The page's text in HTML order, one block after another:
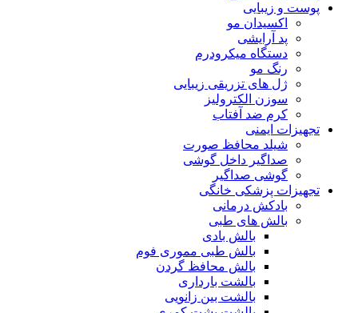
پوست و زیبایی
اکسیدان مو
پد آرایشی
دستگاه میکرودرم
رنگ مو
ژل های تزریقی زیبایی
سوزن الکترولیز
کرم ضد آفتاب
تجهیزات ایمنی
شیلد محافظ صورت
صداگیر داخل گوشی
گوشی صداگیر
تجهیزات پزشکی خانگی
بادکش درمانی
بالش های طبی
بالش بادی
بالش طبی مموری فوم
بالش محافظ گردن
بالشت بارداری
بالشت بین زانویی